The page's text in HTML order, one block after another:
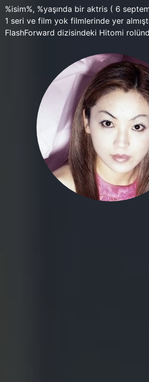
%isim%, %yaşında bir aktris ( 6
1 seri ve film yok filmlerinde yer
FlashForward dizisindeki Hitomi